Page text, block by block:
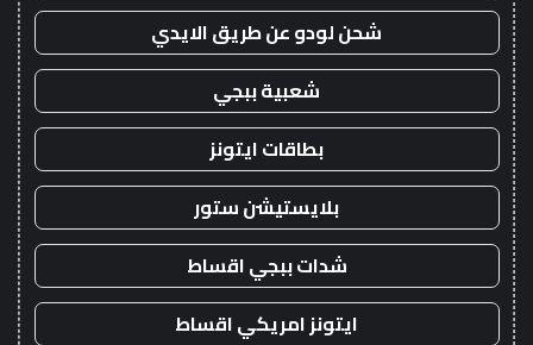
شحن لودو عن طريق الايدي
شعبية ببجي
بطاقات ايتونز
بلايستيشن ستور
شدات ببجي اقساط
ايتونز امريكي اقساط